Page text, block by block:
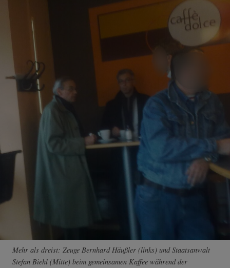
Mehr als dreist: Zeuge Bernhard Häußler (links) und Staatsanwalt
Stefan Biehl (Mitte) beim gemeinsamen Kaffee während der